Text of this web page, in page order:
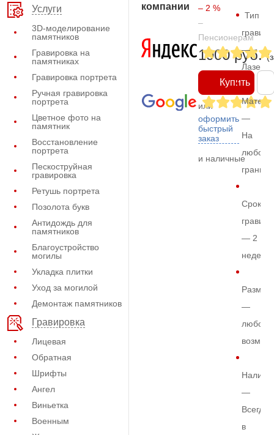
Услуги
3D-моделирование
памятников
Гравировка на
памятниках
Гравировка портрета
Ручная гравировка
портрета
Цветное фото на
памятник
Восстановление
портрета
Пескоструйная
гравировка
Ретушь портрета
Позолота букв
Антидождь для
памятников
Благоустройство
могилы
Укладка плитки
Уход за могилой
Демонтаж памятников
Гравировка
Лицевая
Обратная
Шрифты
Ангел
Виньетка
Военным
компании
– 2 %
–
Пенсионерам
1900 руб.
Купить
или
оформить
быстрый
заказ
и наличные
Тип
—
—
На
любом
граните
Срок
— 2
недели
Размер
—
любой
—
Всегда
в